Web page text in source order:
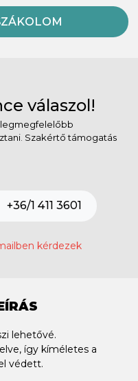
válaszol!
legmegfelelőbb
Szakértő támogatás
+36/1 411 3601
kérdezek
lehetővé.
így kíméletes a
védett.